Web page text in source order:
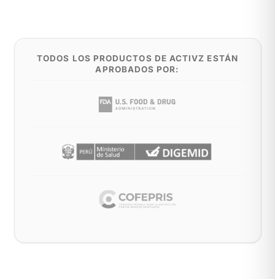
TODOS LOS PRODUCTOS DE ACTIVZ ESTÁN
APROBADOS POR: